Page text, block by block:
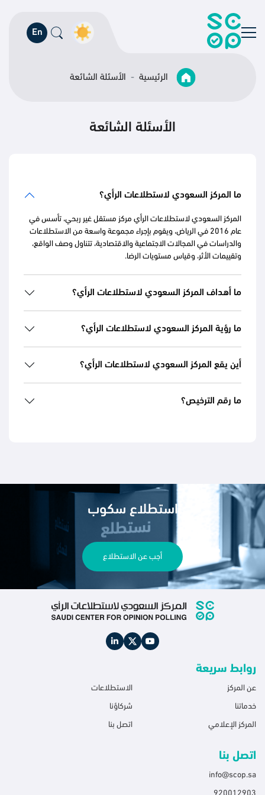
En
الرئيسية الأسئلة الشائعة
الأسئلة الشائعة
ما المركز السعودي لاستطلاعات الرأي؟
المركز السعودي لاستطلاعات الرأي مركز مستقل غير ربحي، تأسس في
عام 2016 في الرياض، ويقوم بإجراء مجموعة واسعة من الاستطلاعات
والدراسات في المجالات الاجتماعية والاقتصادية، تتناول وصف الواقع،
وتقييمات الأثر، وقياس مستويات الرضا.
ما أهداف المركز السعودي لاستطلاعات الرأي؟
ما رؤية المركز السعودي لاستطلاعات الرأي؟
أين يقع المركز السعودي لاستطلاعات الرأي؟
ما رقم الترخيص؟
استطلاع سكوب
أجب عن الاستطلاع
روابط سريعة
عن المركز الاستطلاعات
خدماتنا شركاؤنا
المركز الإعلامي اتصل بنا
اتصل بنا
info@scop.sa